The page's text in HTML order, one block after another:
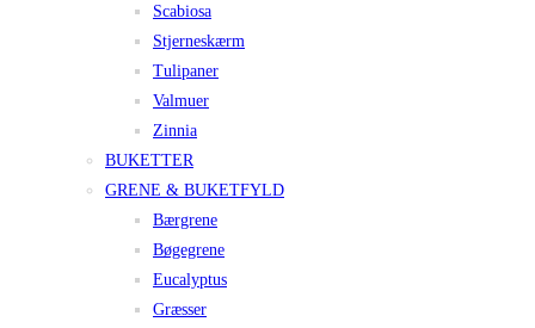
Scabiosa
Stjerneskærm
Tulipaner
Valmuer
Zinnia
BUKETTER
GRENE & BUKETFYLD
Bærgrene
Bøgegrene
Eucalyptus
Græsser